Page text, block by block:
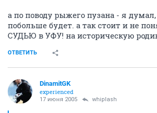
а по поводу рыжего пузана - я
побольше будет. а так стоит и не
СУДЬЮ в УФУ! на историческую
ОТВЕТИТЬ
DinamitGK
experienced
17 июня 2005 whiplash